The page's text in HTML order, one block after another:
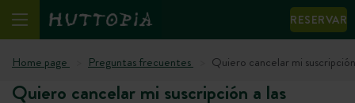
RESERVAR
Home page Preguntas frecuentes Quiero cancelar mi
Quiero cancelar mi suscripción a las